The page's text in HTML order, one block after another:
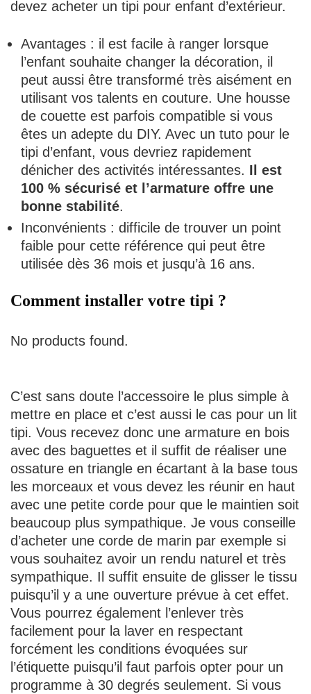
devez acheter un tipi pour enfant d’extérieur.
Avantages : il est facile à ranger lorsque
l’enfant souhaite changer la décoration, il
peut aussi être transformé très aisément en
utilisant vos talents en couture. Une housse
de couette est parfois compatible si vous
êtes un adepte du DIY. Avec un tuto pour le
tipi d’enfant, vous devriez rapidement
dénicher des activités intéressantes. Il est
100 % sécurisé et l’armature offre une
bonne stabilité.
Inconvénients : difficile de trouver un point
faible pour cette référence qui peut être
utilisée dès 36 mois et jusqu’à 16 ans.
Comment installer votre tipi ?
No products found.
C’est sans doute l’accessoire le plus simple à
mettre en place et c’est aussi le cas pour un lit
tipi. Vous recevez donc une armature en bois
avec des baguettes et il suffit de réaliser une
ossature en triangle en écartant à la base tous
les morceaux et vous devez les réunir en haut
avec une petite corde pour que le maintien soit
beaucoup plus sympathique. Je vous conseille
d’acheter une corde de marin par exemple si
vous souhaitez avoir un rendu naturel et très
sympathique. Il suffit ensuite de glisser le tissu
puisqu’il y a une ouverture prévue à cet effet.
Vous pourrez également l’enlever très
facilement pour la laver en respectant
forcément les conditions évoquées sur
l’étiquette puisqu’il faut parfois opter pour un
programme à 30 degrés seulement. Si vous